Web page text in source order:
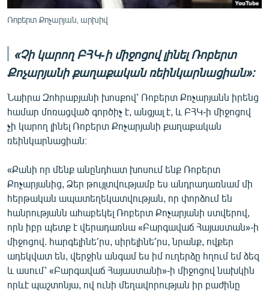
Ռոբերտ Քոչարյան, արխիվ
«Չի կարող ԲՀԿ-ի միջոցով լինել Ռոբերտ
Քոչարյանի քաղաքական ռեինկարնացիան»։
Նաիրա Զոհրաբյանի խոսքով՝ Ռոբերտ Քոչարյանն իրենց
համար մոռացված գործիչ է, անցյալ է, և ԲՀԿ-ի միջոցով
չի կարող լինել Ռոբերտ Քոչարյանի քաղաքական
ռեինկարնացիան։
«Քանի որ մենք անընդհատ խոսում ենք Ռոբերտ
Քոչարյանից, Ձեր թույլտվությամբ ես անդրադառնամ մի
հերթական ապատեղեկատվության, որ փորձում են
հանրությանն ահաբեկել Ռոբերտ Քոչարյանի ստվերով,
որն իբր պետք է վերադառնա «Բարգավաճ Հայաստան»-ի
միջոցով. հարգելինե՛րս, սիրելինե՛րս, նրանք, ովքեր
ադեկվատ են, վերջին անգամ ես իմ ուղերձը հղում եմ ձեզ
և ասում՝ «Բարգավաճ Հայաստանի»-ի միջոցով նախկին
որևէ պաշտոնյա, ով ունի մեղավորության իր բաժինը